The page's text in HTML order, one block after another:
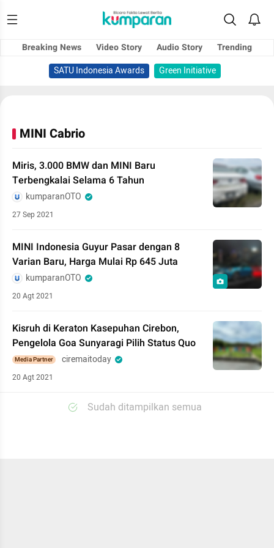
Breaking News Video Story Audio Story
Trending
SATU Indonesia Awards
Green Initiative
MINI Cabrio
Miris, 3.000 BMW dan MINI Baru
Terbengkalai Selama 6 Tahun
kumparanOTO
27 Sep 2021
MINI Indonesia Guyur Pasar dengan 8
Varian Baru, Harga Mulai Rp 645 Juta
kumparanOTO
20 Agt 2021
Kisruh di Keraton Kasepuhan Cirebon,
Pengelola Goa Sunyaragi Pilih Status Quo
Media Partner ciremaitoday
20 Agt 2021
Sudah ditampilkan semua